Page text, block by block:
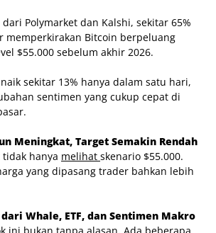
Polymarket dan Kalshi, sekitar 65%
memperkirakan Bitcoin berpeluang
$55.000 sebelum akhir 2026.
sekitar 13% hanya dalam satu hari,
sentimen yang cukup cepat di
Meningkat, Target Semakin Rendah
hanya melihat skenario $55.000.
yang dipasang trader bahkan lebih
Whale, ETF, dan Sentimen Makro